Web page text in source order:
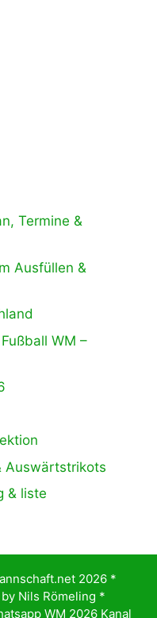
Termine &
Ausfüllen &
WM –
Auswärtstrikots
& liste
2026 *
Nils Römeling *
WM 2026 Kanal